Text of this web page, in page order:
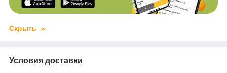
Скрыть
Условия доставки